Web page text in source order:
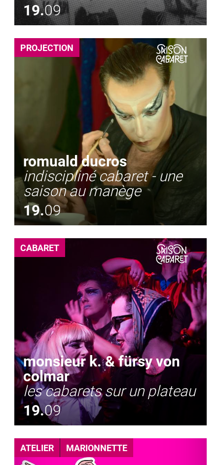
19.09
PROJECTION
romuald ducros
indiscipliné cabaret - une
saison au manège
19.09
CABARET
monsieur k. & fürsy von
colmar
les cabarets sur un plateau
19.09
ATELIER MARIONNETTE